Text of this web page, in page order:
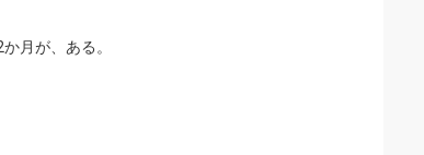
月が、ある。